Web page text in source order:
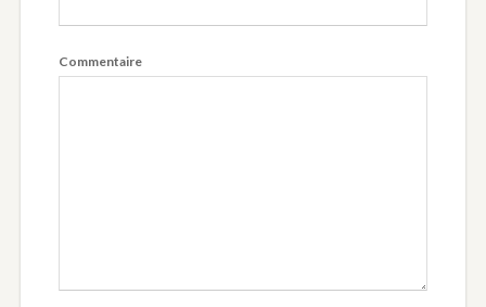
Commentaire